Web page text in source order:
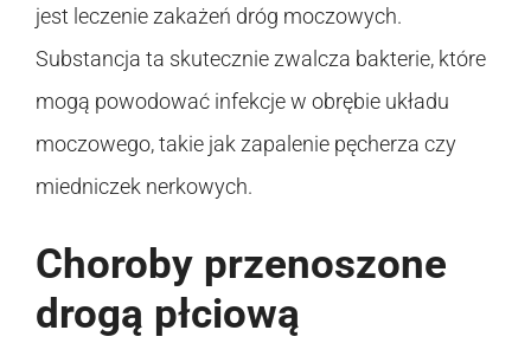
jest leczenie zakażeń dróg moczowych.
Substancja ta skutecznie zwalcza bakterie, które
mogą powodować infekcje w obrębie układu
moczowego, takie jak zapalenie pęcherza czy
miedniczek nerkowych.
Choroby przenoszone
drogą płciową